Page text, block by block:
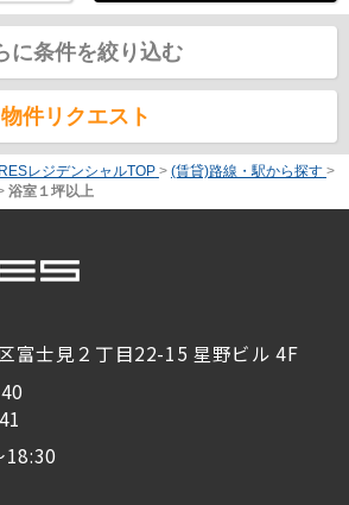
に条件を絞り込む
物件リクエスト
レジデンシャルTOP > (賃貸)路線・駅から探す >
浴室１坪以上
富士見２丁目22-15 星野ビル 4F
18:30